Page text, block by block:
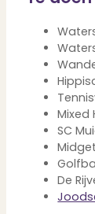
Over
Mixed
SC
De